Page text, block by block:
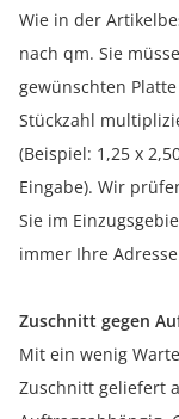
Wie in der
nach qm. Sie
gewünschten
Stückzahl
(Beispiel: 1,25 x
Eingabe). Wir
Sie im
immer Ihre
Zuschnitt gegen
Mit ein wenig
Zuschnitt geliefert